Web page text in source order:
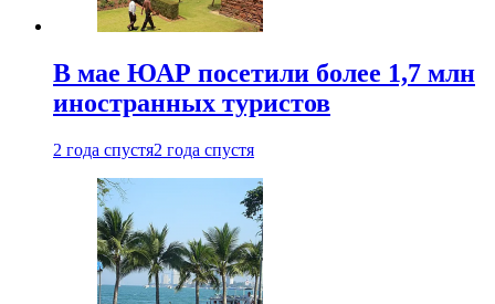
В мае ЮАР посетили более 1,7 млн
иностранных туристов
2 года спустя2 года спустя